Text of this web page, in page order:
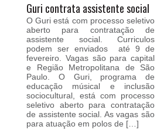
Guri contrata assistente social
O Guri está com processo seletivo
aberto para contratação de
assistente social. Curriculos
podem ser enviados até 9 de
fevereiro. Vagas são para capital
e Região Metropolitana de São
Paulo. O Guri, programa de
educação músical e inclusão
sociocultural, está com processo
seletivo aberto para contratação
de assistente social. As vagas são
para atuação em polos de […]